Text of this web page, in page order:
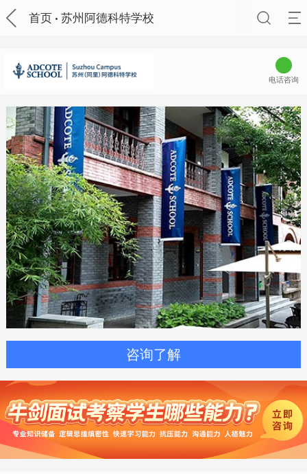
首页 苏州阿德科特学校
电话咨询
咨询了解